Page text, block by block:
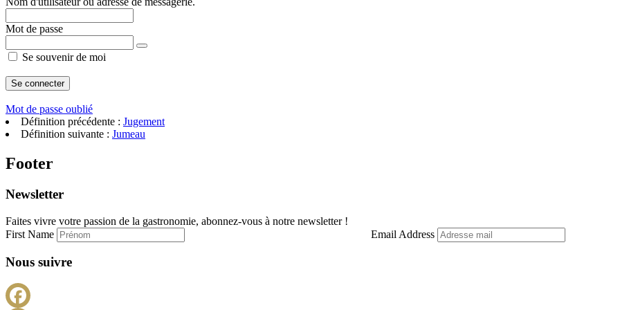
Mot de passe
Se souvenir de moi
Mot de passe oublié
Définition précédente : Jugement
Définition suivante : Jumeau
Footer
Newsletter
Faites vivre votre passion de la gastronomie, abonnez-vous à notre newsletter !
First Name
Email Address
Nous suivre